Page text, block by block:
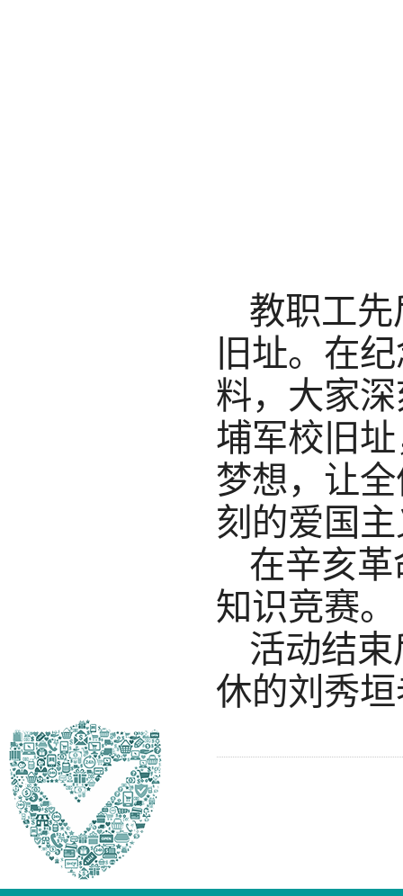
教职工
旧址。在
料，大家
埔军校旧
梦想，让
刻的爱国
在辛亥
知识竞赛。
活动结
休的刘秀